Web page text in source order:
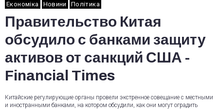
Економіка Новини Політика
Правительство Китая
обсудило с банками защиту
активов от санкций США -
Financial Times
Китайские регулирующие органы провели экстренное совещание с местными
и иностранными банками, на котором обсудили, как они могут оградить